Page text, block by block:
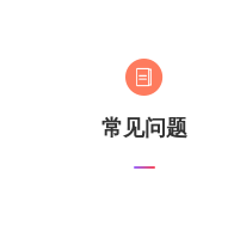
常见问题